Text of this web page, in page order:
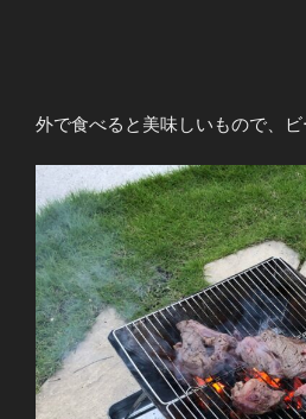
外で食べると美味しいもので、ビ